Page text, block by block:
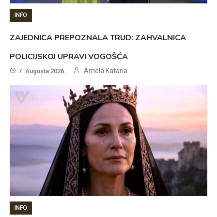
INFO
ZAJEDNICA PREPOZNALA TRUD: ZAHVALNICA
POLICIJSKOJ UPRAVI VOGOŠĆA
7. Augusta 2026. Arnela Katana
INFO